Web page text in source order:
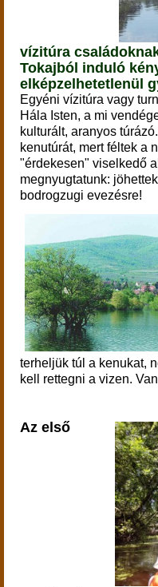
vízitúra
Tokajból induló
elképzelhetetlenül
Egyéni vízitúra vagy
Hála Isten, a mi
kulturált, aranyos túrázó.
kenutúrát, mert féltek a
"érdekesen" viselkedő
megnyugtatunk:
bodrogzugi evezésre!
terheljük túl a kenukat,
kell rettegni a vizen.
Az első